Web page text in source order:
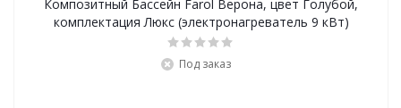
Композитный Бассейн Farol Верона, цвет Голубой,
комплектация Люкс (электронагреватель 9 кВт)
Под заказ